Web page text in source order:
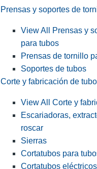
Prensas y soportes de
View All Prensas y
para tubos
Prensas de tornillo
Soportes de tubos
Corte y fabricación de
View All Corte y
Escariadoras,
roscar
Sierras
Cortatubos para
Cortatubos eléctricos